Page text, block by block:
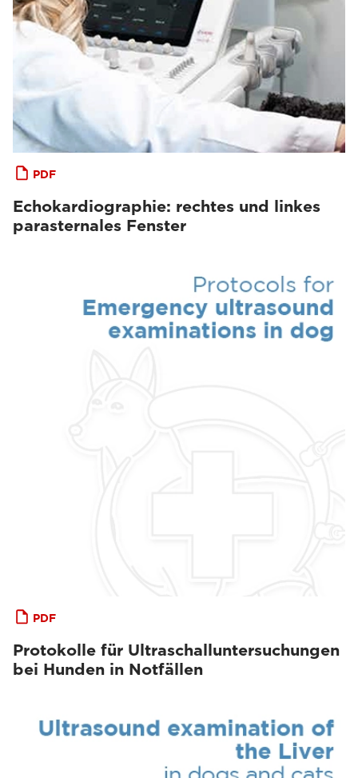
PDF
Echokardiographie: rechtes und linkes
parasternales Fenster
PDF
Protokolle für Ultraschalluntersuchungen
bei Hunden in Notfällen